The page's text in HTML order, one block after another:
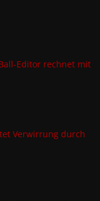
Editor rechnet mit
Verwirrung durch